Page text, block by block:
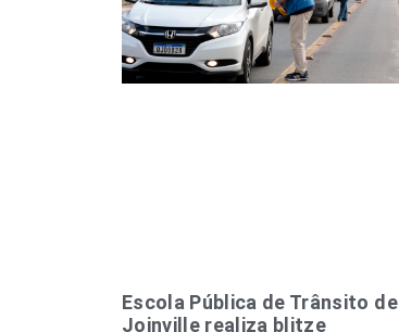
Escola Pública de Trânsito de
Joinville realiza blitze